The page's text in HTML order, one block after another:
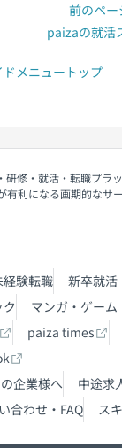
前のペー
paizaの就活
メニュートップ
研修・就活・転職プラ
有利になる画期的なサ
経験転職
新卒就活
マンガ・ゲーム
paiza times
企業様へ
中途求
合わせ・FAQ ス